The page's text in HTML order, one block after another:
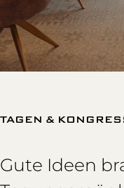
TAGEN &
Gute Ideen